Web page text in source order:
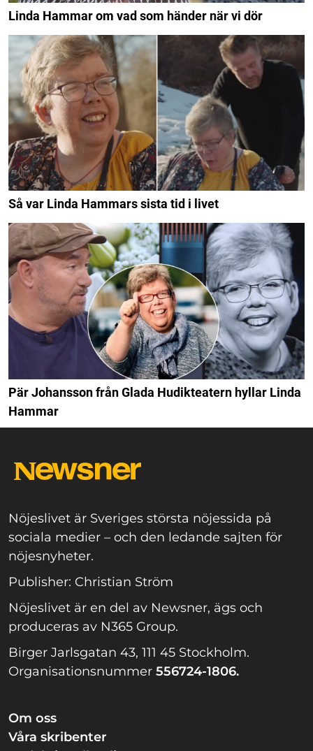
Linda Hammar om vad som händer när vi dör
Så var Linda Hammars sista tid i livet
Pär Johansson från Glada Hudikteatern hyllar Linda
Hammar
Nöjeslivet är Sveriges största nöjessida på
sociala medier – och den ledande sajten för
nöjesnyheter.
Publisher: Christian Ström
Nöjeslivet är en del av Newsner, ägs och
produceras av N365 Group.
Birger Jarlsgatan 43, 111 45 Stockholm.
Organisationsnummer 556724-1806.
Om oss
Våra skribenter